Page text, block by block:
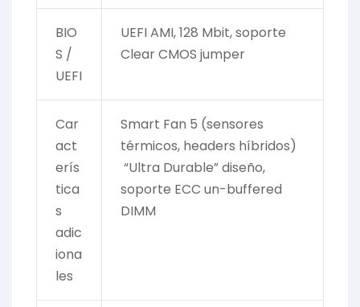
BIO
S /
UEFI
UEFI AMI, 128 Mbit, soporte
Clear CMOS jumper
Car
act
erís
tica
s
adic
iona
les
Smart Fan 5 (sensores
térmicos, headers híbridos)
“Ultra Durable” diseño,
soporte ECC un-buffered
DIMM